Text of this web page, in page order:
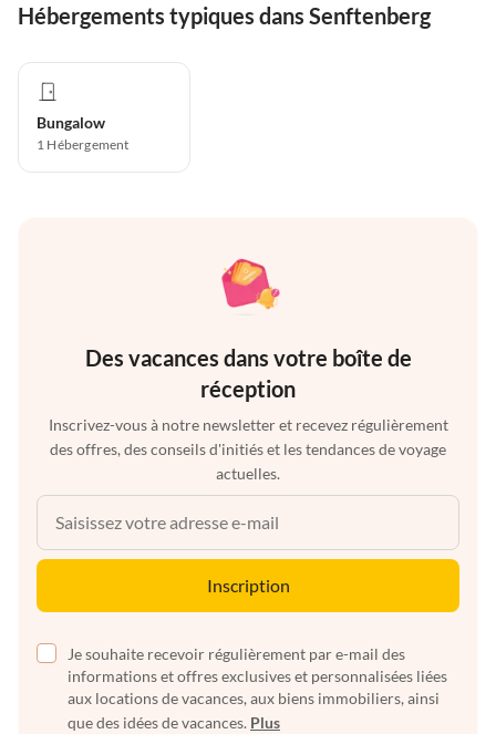
Hébergements typiques dans Senftenberg
Bungalow
1 Hébergement
Des vacances dans votre boîte de
réception
Inscrivez-vous à notre newsletter et recevez régulièrement
des offres, des conseils d'initiés et les tendances de voyage
actuelles.
Inscription
Je souhaite recevoir régulièrement par e-mail des
informations et offres exclusives et personnalisées liées
aux locations de vacances, aux biens immobiliers, ainsi
que des idées de vacances. Plus